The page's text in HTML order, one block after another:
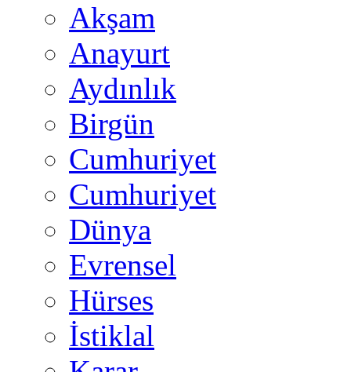
Akşam
Anayurt
Aydınlık
Birgün
Cumhuriyet
Cumhuriyet
Dünya
Evrensel
Hürses
İstiklal